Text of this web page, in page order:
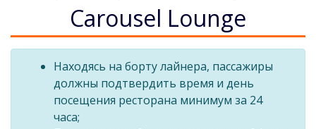
Carousel Lounge
Находясь на борту лайнера, пассажиры
должны подтвердить время и день
посещения ресторана минимум за 24
часа;